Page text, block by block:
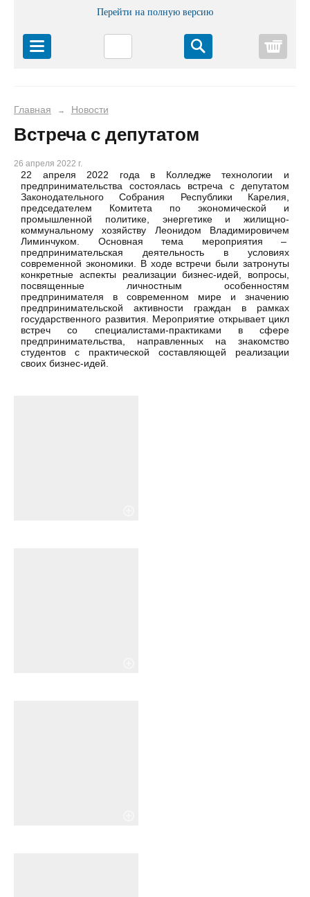
Перейти на полную версию
Главная → Новости
Встреча с депутатом
26 апреля 2022 г.
22 апреля 2022 года в Колледже технологии и
предпринимательства состоялась встреча с депутатом
Законодательного Собрания Республики Карелия,
председателем Комитета по экономической и
промышленной политике, энергетике и жилищно-
коммунальному хозяйству Леонидом Владимировичем
Лиминчуком. Основная тема мероприятия –
предпринимательская деятельность в условиях
современной экономики. В ходе встречи были затронуты
конкретные аспекты реализации бизнес-идей, вопросы,
посвященные личностным особенностям
предпринимателя в современном мире и значению
предпринимательской активности граждан в рамках
государственного развития. Мероприятие открывает цикл
встреч со специалистами-практиками в сфере
предпринимательства, направленных на знакомство
студентов с практической составляющей реализации
своих бизнес-идей.